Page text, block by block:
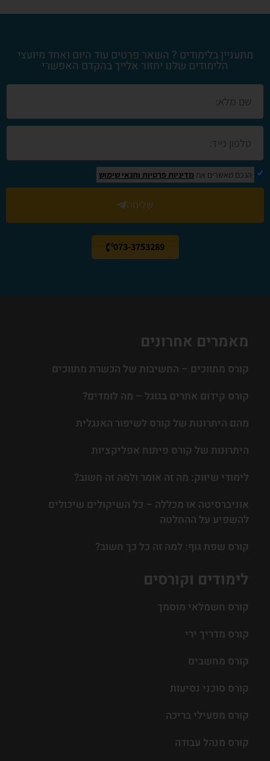
מתעניין בלימודים ? השאר פרטים עוד היום ואחד מיועצי
הלימודים שלנו יחזור אלייך בהקדם האפשרי
הנכם מאשרים את מדיניות פרטיות ותנאי שימוש
שליחה
073-3753289
לימודים וקורסים
קורס חשמלאי מוסמך
קורס מדריך ירי
קורס מחשבים
קורס סוכני נסיעות
קורס מפעילי בריכה
קורס מנהל עבודה
מאמרים אחרונים
קורס מתווכים – החשיבות של הכשרת מתווכים
קורס קידום אתרים בגוגל – מה לומדים?
מהם היתרונות של קורס לשיפור האנגלית
היתרונות של קורס פיתוח אפליקציות
לימודי שיווק: מה זה אומר ולמה זה חשוב?
אוניברסיטה או מכללה – כל השיקולים שיכולים
להשפיע על ההחלטה
קורס שפת גוף: למה זה כל כך חשוב?